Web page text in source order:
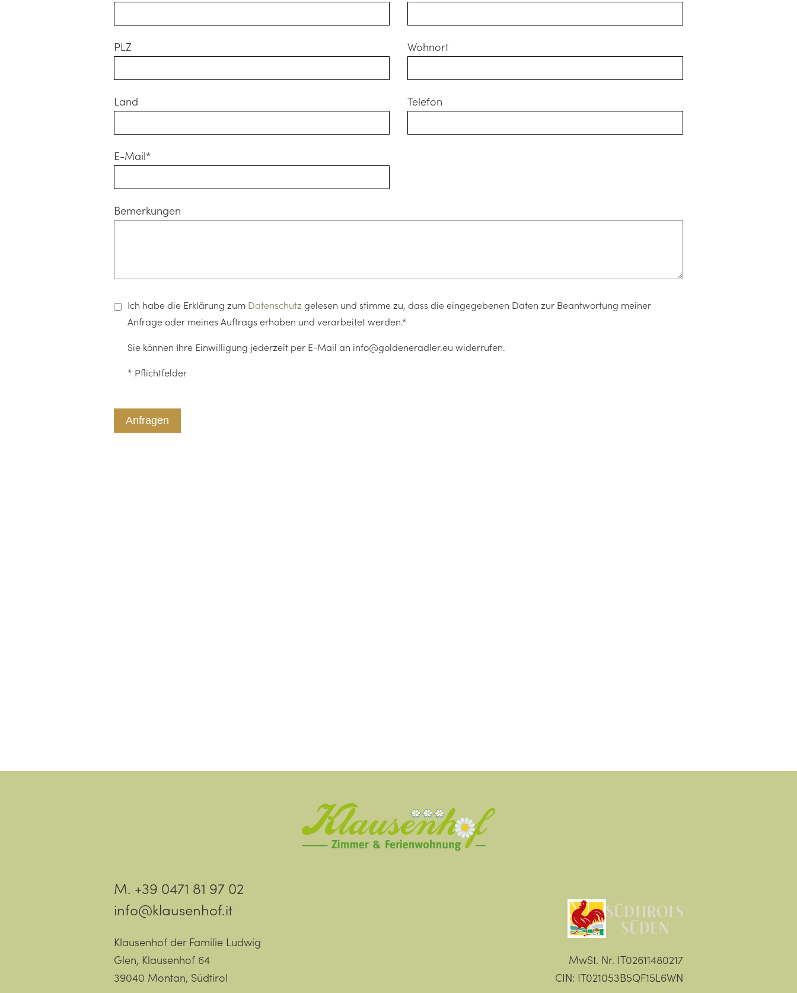
PLZ Wohnort
Land Telefon
E-Mail*
Bemerkungen
Ich habe die Erklärung zum Datenschutz gelesen und stimme zu, dass die eingegebenen Daten zur Beantwortung meiner
Anfrage oder meines Auftrags erhoben und verarbeitet werden.*
Sie können Ihre Einwilligung jederzeit per E-Mail an info@goldeneradler.eu widerrufen.
* Pflichtfelder
lasse
dieses
M. +39 0471 81 97 02
info@klausenhof.it
Klausenhof der Familie Ludwig
Glen, Klausenhof 64
39040 Montan, Südtirol
MwSt. Nr. IT02611480217
CIN: IT021053B5QF15L6WN